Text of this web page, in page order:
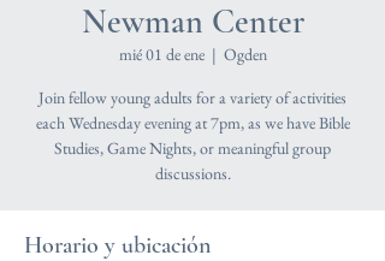
Newman Center
mié 01 de ene
  |
Ogden
Join fellow young adults for a variety of activities
each Wednesday evening at 7pm, as we have Bible
Studies, Game Nights, or meaningful group
discussions.
Horario y ubicación